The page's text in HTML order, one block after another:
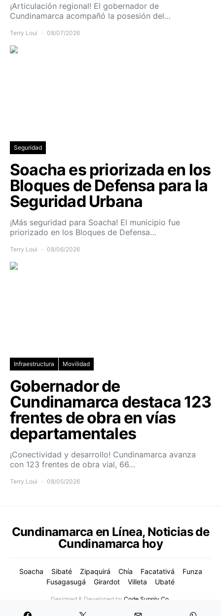
¡Articulación regional! El gobernador de
Cundinamarca acompañó la posesión del…
Terry Loui 08/07/2026
Seguridad
Soacha es priorizada en los
Bloques de Defensa para la
Seguridad Urbana
¡Más seguridad para Soacha! El municipio fue
priorizado en los Bloques de Defensa…
Terry Loui 08/06/2026
Infraestructura Movilidad
Gobernador de
Cundinamarca destaca 123
frentes de obra en vías
departamentales
¡Conectividad y desarrollo! Cundinamarca avanza
con 123 frentes de obra vial, 66…
Terry Loui 08/05/2026
Cundinamarca en Línea, Noticias de
Cundinamarca hoy
Soacha Sibaté Zipaquirá Chía Facatativá
Funza
Fusagasugá
Girardot Villeta Ubaté
Designed & Developed by Code Supply Co.